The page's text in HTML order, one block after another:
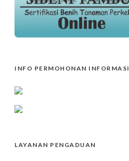
INFO PERMOHONAN INFORMASI
LAYANAN PENGADUAN